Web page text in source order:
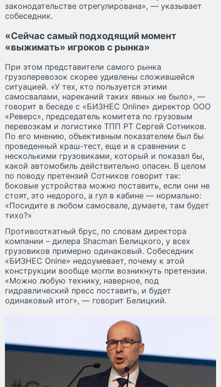
законодательстве отрегулирована», — указывает
собеседник.
«Сейчас самый подходящий момент
«выжимать» игроков с рынка»
При этом представители самого рынка
грузоперевозок скорее удивлены сложившейся
ситуацией. «У тех, кто пользуется этими
самосвалами, нареканий таких явных не было», —
говорит в беседе с «БИЗНЕС Online» директор ООО
«Реверс», председатель комитета по грузовым
перевозкам и логистике ТПП РТ Сергей Сотников.
По его мнению, объективным показателем был бы
проведенный краш-тест, еще и в сравнении с
несколькими грузовиками, который и показал бы,
какой автомобиль действительно опасен. В целом
по поводу претензий Сотников говорит так:
боковые устройства можно поставить, если они не
стоят, это недорого, а гул в кабине — нормально:
«Посидите в любом самосвале, думаете, там будет
тихо?»
Противооткатный брус, по словам директора
компании – дилера Shacman Белицкого, у всех
грузовиков примерно одинаковый. Собеседник
«БИЗНЕС Onine» недоумевает, почему к этой
конструкции вообще могли возникнуть претензии.
«Можно любую технику, наверное, под
гидравлический пресс поставить, и будет
одинаковый итог», — говорит Белицкий.